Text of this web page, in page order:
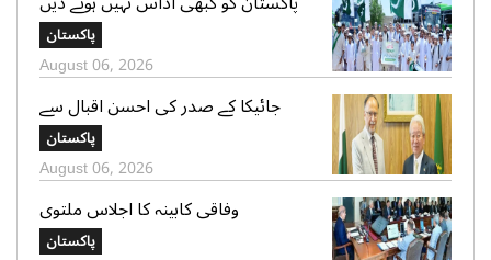
گے،جشن آزادی پر بچوں کا بڑا پیغام، روشن
مستقبل ، خوبصورت ماحول کیلئے عزم کا
اظہار
پاکستان
August 06, 2026
جائیکا کے صدر کی احسن اقبال سے
ملاقات، ترقیاتی تعاون کو وسعت دینے پر
اتفاق
پاکستان
August 06, 2026
وفاقی کابینہ کا اجلاس ملتوی
پاکستان